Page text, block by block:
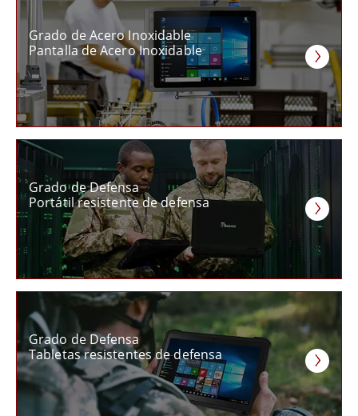
Grado de Acero Inoxidable
Pantalla de Acero Inoxidable
Grado de Defensa
Portátil resistente de defensa
Grado de Defensa
Tabletas resistentes de defensa